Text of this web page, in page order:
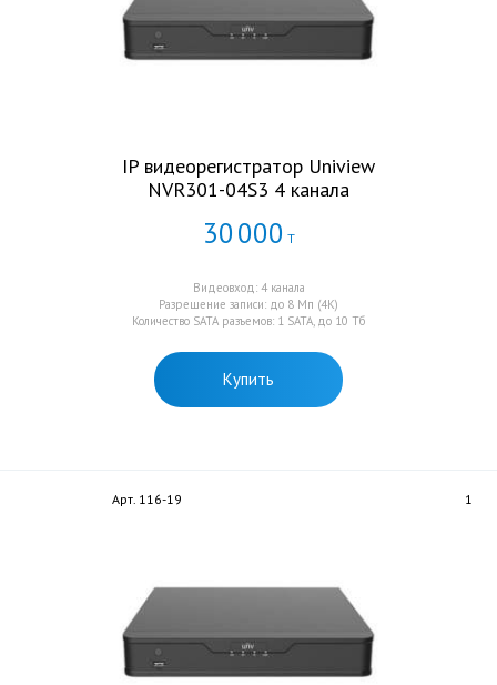
IP видеорегистратор Uniview
NVR301-04S3 4 канала
30000 Т
Видеовход: 4 канала
Разрешение записи: до 8 Мп (4K)
Количество SATA разъемов: 1 SATA, до 10 Тб
Купить
Арт. 116-19 1